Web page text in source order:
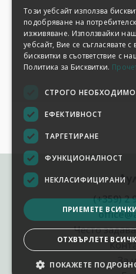
(+359) 2
Често
За
Този уебсайт използва
подобряване на
изживяване. Използвайки
уебсайт, Вие се съгласявате с
бисквитки в съответствие с
Политика за Бисквитки.
СТРОГО НЕОБХОДИМО
ЕФЕКТИВНОСТ
ТАРГЕТИРАНЕ
ФУНКЦИОНАЛНОСТ
НЕКЛАСИФИЦИРАНИ
ПРИЕМЕТЕ
ОТХВЪРЛЕТЕ
ПОКАЖЕТЕ